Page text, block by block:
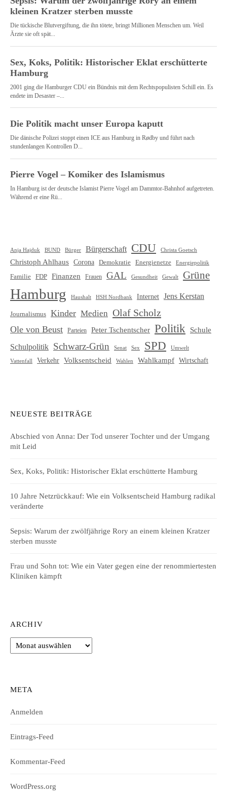
Anja Hajduk BUND Bürger Bürgerschaft CDU Christa Goetsch
Christoph Ahlhaus Corona Demokratie Energienetze Energiepolitik
Familie FDP Finanzen Frauen GAL Gesundheit Gewalt Grüne
Hamburg Haushalt HSH Nordbank Internet Jens Kerstan
Journalismus Kinder Medien Olaf Scholz
Ole von Beust Parteien Peter Tschentscher Politik
Schule
Schulpolitik Schwarz-Grün Senat Sex SPD Umwelt
Vattenfall Verkehr Volksentscheid Wahlen Wahlkampf Wirtschaft
NEUESTE BEITRÄGE
Abschied von Anna: Der Tod unserer Tochter und der Umgang
mit Leid
Sex, Koks, Politik: Historischer Eklat erschütterte Hamburg
10 Jahre Netzrückkauf: Wie ein Volksentscheid Hamburg radikal
veränderte
Sepsis: Warum der zwölfjährige Rory an einem kleinen Kratzer
sterben musste
Frau und Sohn tot: Wie ein Vater gegen eine der renommiertesten
Kliniken kämpft
ARCHIV
Archiv
META
Anmelden
Eintrags-Feed
Kommentar-Feed
WordPress.org